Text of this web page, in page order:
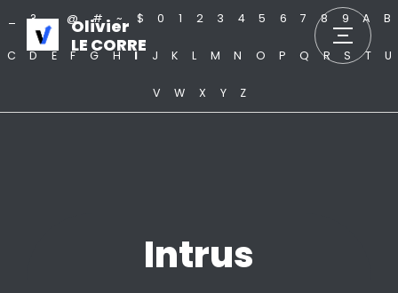
Olivier
LE CORRE
? . @ # ~ $ 0 1 2 3 4 5 6 7 8 9 A B
C D E F G H I J K L M N O P Q R S T U
V W X Y Z
Intrus